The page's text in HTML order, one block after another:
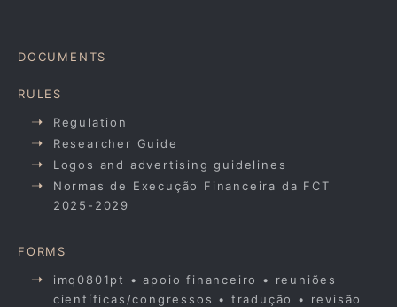
DOCUMENTS
RULES
Regulation
Researcher Guide
Logos and advertising guidelines
Normas de Execução Financeira da FCT
2025-2029
FORMS
imq0801pt • apoio financeiro • reuniões
científicas/congressos • tradução • revisão